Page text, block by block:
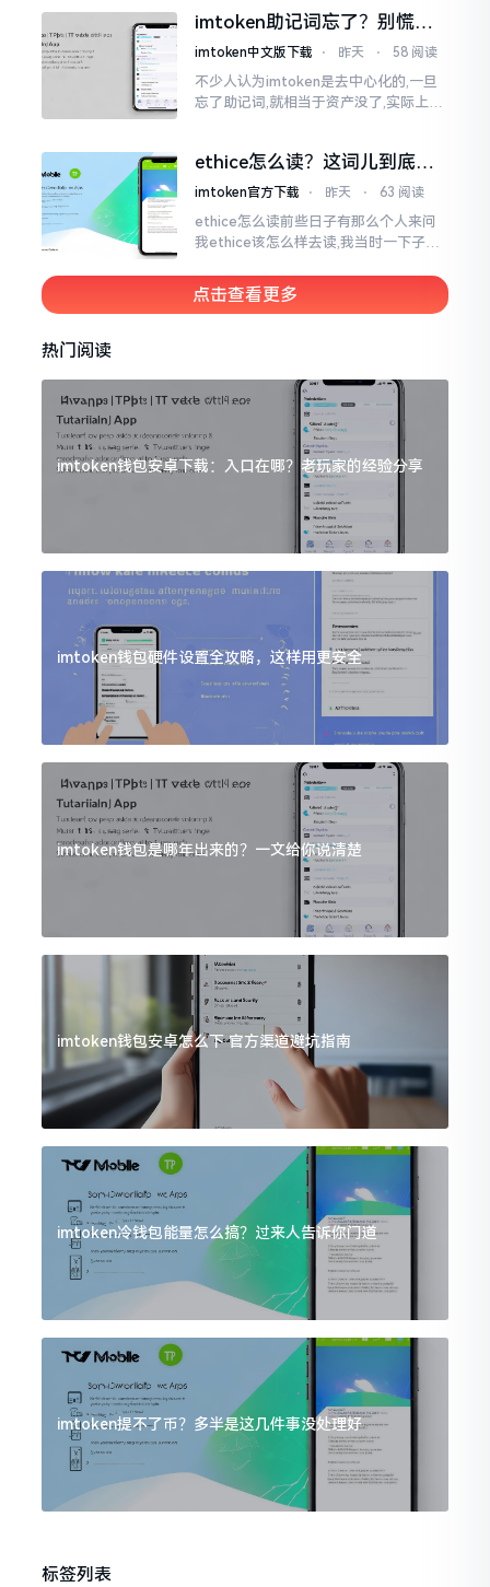
李鹏
imtoken助记词忘了？别慌，
这招能救你
imtoken中文版下载 ⋅ 昨天 ⋅ 58 阅读
不少人认为imtoken是去中心化的,一旦
忘了助记词,就相当于资产没了,实际上这
于网络连接状态
ethice怎么读？这词儿到底念
啥，别搞错了
imtoken官方下载 ⋅ 昨天 ⋅ 63 阅读
ethice怎么读前些日子有那么个人来问
我ethice该怎么样去读,我当时一下子就
着模样感觉像是ethics（伦理学）,不过
呢拼写方面却少了一个字母
点击查看更多
热门阅读
imtoken钱包安卓下载：入口在哪？老玩家的经验分享
imtoken钱包硬件设置全攻略，这样用更安全
imtoken钱包是哪年出来的？一文给你说清楚
imtoken钱包安卓怎么下 官方渠道避坑指南
imtoken冷钱包能量怎么搞？过来人告诉你门道
imtoken提不了币？多半是这几件事没处理好
标签列表